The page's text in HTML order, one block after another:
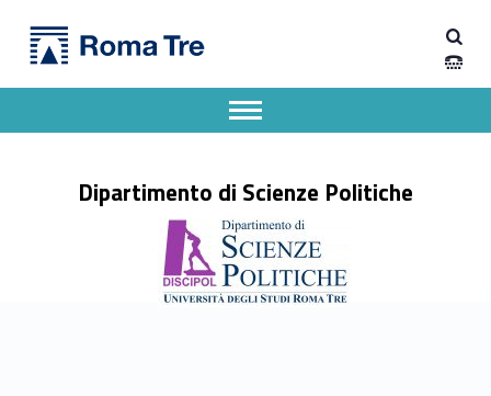
Prof. GIOVANNI MARIO CECI - Dipartimento di Scienze Politiche
Dipartimento di Scienze Politiche
Apri il menu secondario
Header info sidebar